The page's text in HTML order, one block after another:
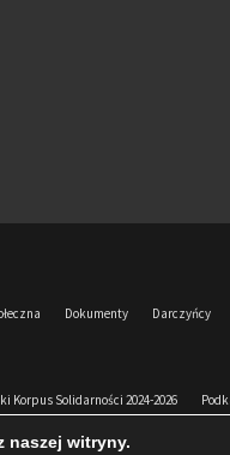
Dokumenty
Darczyńcy
Korpus Solidarności 2024-2026
naszej witryny.